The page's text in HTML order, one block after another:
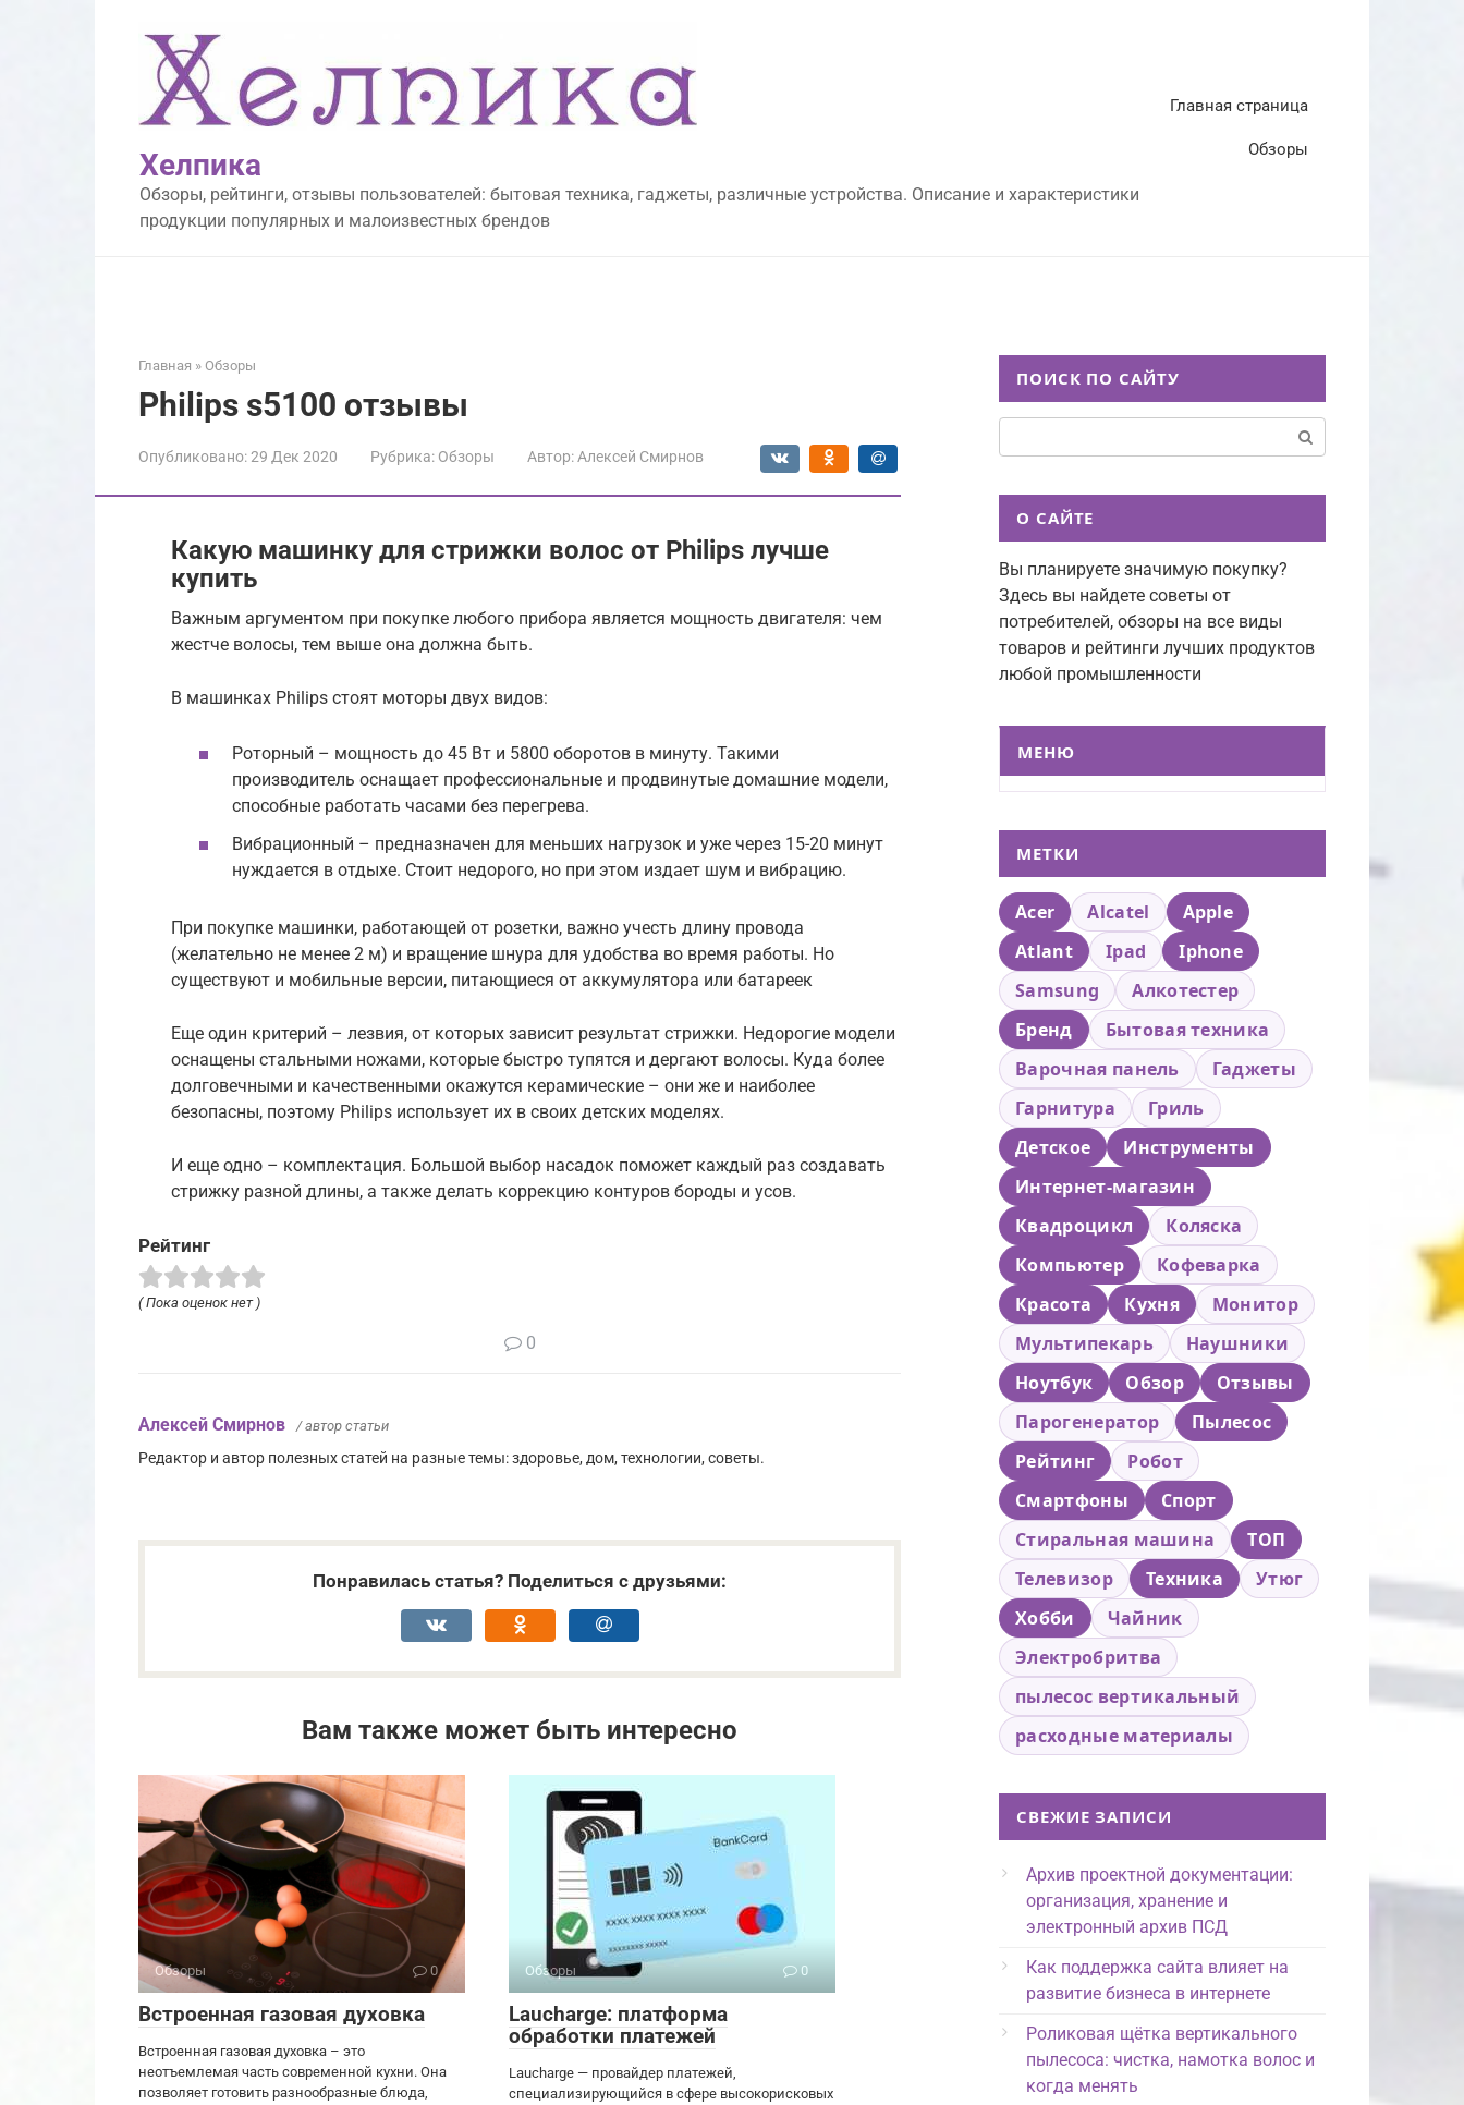
Хелпика
Обзоры, рейтинги, отзывы пользователей: бытовая техника, гаджеты, различные устройства. Описание и характеристики
продукции популярных и малоизвестных брендов
Главная страница
Обзоры
Главная » Обзоры
Philips s5100 отзывы
Опубликовано:29 Дек 2020 Рубрика: Обзоры Автор: Алексей Смирнов
Какую машинку для стрижки волос от Philips лучше
купить
Важным аргументом при покупке любого прибора является мощность двигателя: чем
жестче волосы, тем выше она должна быть.
В машинках Philips стоят моторы двух видов:
Роторный – мощность до 45 Вт и 5800 оборотов в минуту. Такими
производитель оснащает профессиональные и продвинутые домашние модели,
способные работать часами без перегрева.
Вибрационный – предназначен для меньших нагрузок и уже через 15-20 минут
нуждается в отдыхе. Стоит недорого, но при этом издает шум и вибрацию.
При покупке машинки, работающей от розетки, важно учесть длину провода
(желательно не менее 2 м) и вращение шнура для удобства во время работы. Но
существуют и мобильные версии, питающиеся от аккумулятора или батареек
Еще один критерий – лезвия, от которых зависит результат стрижки. Недорогие модели
оснащены стальными ножами, которые быстро тупятся и дергают волосы. Куда более
долговечными и качественными окажутся керамические – они же и наиболее
безопасны, поэтому Philips использует их в своих детских моделях.
И еще одно – комплектация. Большой выбор насадок поможет каждый раз создавать
стрижку разной длины, а также делать коррекцию контуров бороды и усов.
Рейтинг
( Пока оценок нет )
0
Алексей Смирнов / автор статьи
Редактор и автор полезных статей на разные темы: здоровье, дом, технологии, советы.
Понравилась статья? Поделиться с друзьями:
Вам также может быть интересно
Обзоры 0
Встроенная газовая духовка
Встроенная газовая духовка – это
неотъемлемая часть современной кухни. Она
позволяет готовить разнообразные блюда,
Обзоры 0
Laucharge: платформа
обработки платежей
Laucharge — провайдер платежей,
специализирующийся в сфере высокорисковых
ПОИСК ПО САЙТУ
О САЙТЕ
Вы планируете значимую покупку?
Здесь вы найдете советы от
потребителей, обзоры на все виды
товаров и рейтинги лучших продуктов
любой промышленности
МЕНЮ
МЕТКИ
Acer Alcatel
Apple
Atlant
Ipad
Iphone
Samsung
Алкотестер
Бренд
Бытовая техника
Варочная панель
Гаджеты
Гарнитура
Гриль
Детское
Инструменты
Интернет-магазин
Квадроцикл
Коляска
Компьютер
Кофеварка
Красота
Кухня
Монитор
Мультипекарь
Наушники
Ноутбук
Обзор
Отзывы
Парогенератор
Пылесос
Рейтинг
Робот
Смартфоны
Спорт
Стиральная машина
ТОП
Телевизор
Техника
Утюг
Хобби
Чайник
Электробритва
пылесос вертикальный
расходные материалы
СВЕЖИЕ ЗАПИСИ
Архив проектной документации:
организация, хранение и
электронный архив ПСД
Как поддержка сайта влияет на
развитие бизнеса в интернете
Роликовая щётка вертикального
пылесоса: чистка, намотка волос и
когда менять